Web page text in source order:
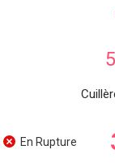
En Rupture